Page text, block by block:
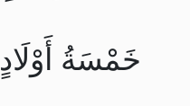
خَمْسَةُ أَوْلَادٍ